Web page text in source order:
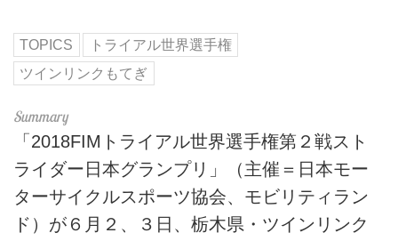
TOPICS
トライアル世界選手権
ツインリンクもてぎ
「2018FIMトライアル世界選手権第２戦スト
ライダー日本グランプリ」（主催＝日本モー
ターサイクルスポーツ協会、モビリティラン
ド）が６月２、３日、栃木県・ツインリンク